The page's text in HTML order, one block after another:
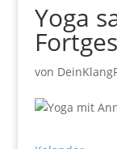
Yoga
von